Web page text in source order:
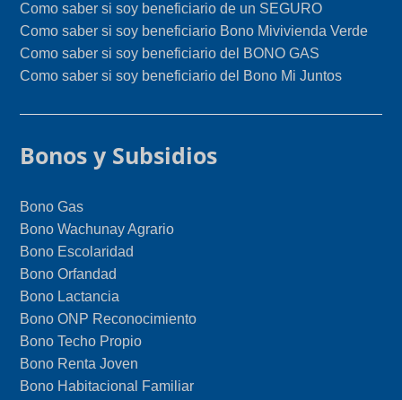
Como saber si soy beneficiario de un SEGURO
Como saber si soy beneficiario Bono Mivivienda Verde
Como saber si soy beneficiario del BONO GAS
Como saber si soy beneficiario del Bono Mi Juntos
Bonos y Subsidios
Bono Gas
Bono Wachunay Agrario
Bono Escolaridad
Bono Orfandad
Bono Lactancia
Bono ONP Reconocimiento
Bono Techo Propio
Bono Renta Joven
Bono Habitacional Familiar